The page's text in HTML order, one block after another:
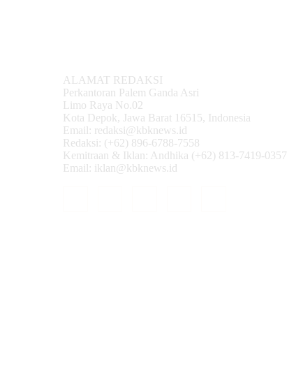
ALAMAT REDAKSI
Perkantoran Palem Ganda Asri
Limo Raya No.02
Kota Depok, Jawa Barat 16515, Indonesia
Email: redaksi@kbknews.id
Redaksi: (+62) 896-6788-7558
Kemitraan & Iklan: Andhika (+62) 813-7419-0357
Email: iklan@kbknews.id